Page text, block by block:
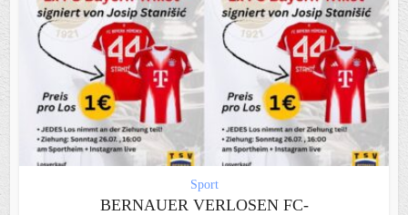
Sport
BERNAUER VERLOSEN FC-